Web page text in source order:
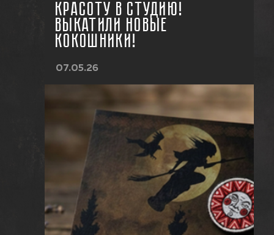
КРАСОТУ В СТУДИЮ!
ВЫКАТИЛИ НОВЫЕ
КОКОШНИКИ!
07.05.26